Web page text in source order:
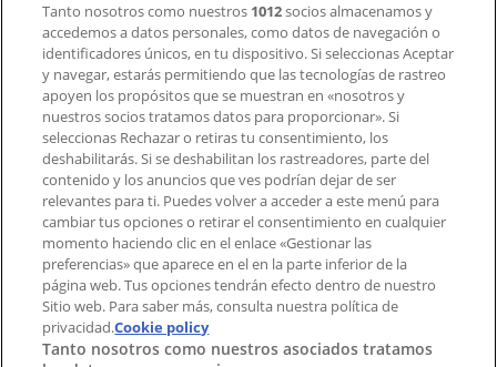
Contacto comercial y de marketing
Tienda mal colocada en el mapa
Notificar un folleto
¿Encontraste un problema en la web o en la
aplicación?
Índices
Marcas
Marcas locales
Negocios
Negocios cercanos
Tanto nosotros como nuestros 1012socios almacenamos y
accedemos a datos personales, como datos de navegación o
identificadores únicos, en tu dispositivo. Si seleccionas Aceptar
y navegar, estarás permitiendo que las tecnologías de rastreo
apoyen los propósitos que se muestran en «nosotros y
nuestros socios tratamos datos para proporcionar». Si
seleccionas Rechazar o retiras tu consentimiento, los
deshabilitarás. Si se deshabilitan los rastreadores, parte del
contenido y los anuncios que ves podrían dejar de ser
relevantes para ti. Puedes volver a acceder a este menú para
cambiar tus opciones o retirar el consentimiento en cualquier
momento haciendo clic en el enlace «Gestionar las
preferencias» que aparece en el en la parte inferior de la
página web. Tus opciones tendrán efecto dentro de nuestro
Sitio web. Para saber más, consulta nuestra política de
privacidad.Cookie policy
Tanto nosotros como nuestros asociados tratamos